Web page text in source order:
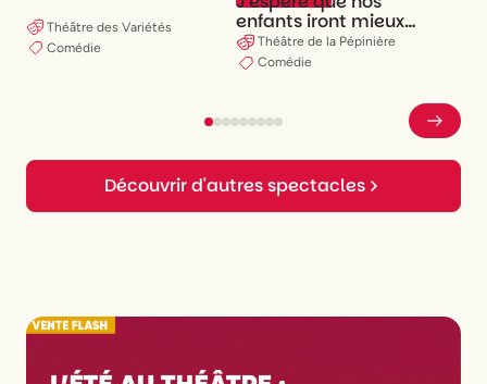
Théâtre des Variétés
Comédie
enfants iront mieux
que nous
Théâtre de la Pépinière
Comédie
Découvrir d'autres spectacles